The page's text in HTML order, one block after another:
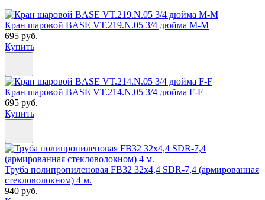
Кран шаровой BASE VT.219.N.05 3/4 дюйма M-M
695 руб.
Купить
Кран шаровой BASE VT.214.N.05 3/4 дюйма F-F
695 руб.
Купить
Труба полипропиленовая FB32 32х4,4 SDR-7,4 (армированная
стекловолокном) 4 м.
940 руб.